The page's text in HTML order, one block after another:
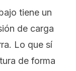
tiene un
de carga
Lo que sí
de forma